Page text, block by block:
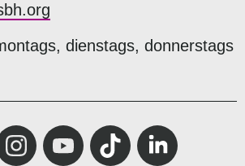
dienstags, donnerstags